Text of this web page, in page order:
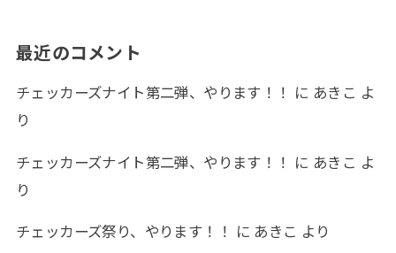
最近のコメント
チェッカーズナイト第二弾、やります！！ に あきこ よ
り
チェッカーズナイト第二弾、やります！！ に あきこ よ
り
チェッカーズ祭り、やります！！ に あきこ より